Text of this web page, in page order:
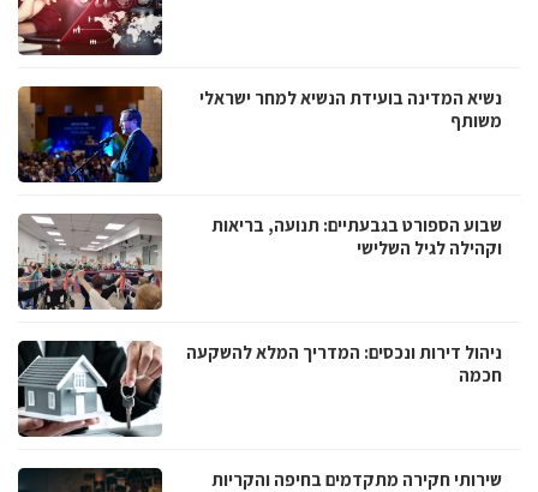
נשיא המדינה בועידת הנשיא למחר ישראלי
משותף
שבוע הספורט בגבעתיים: תנועה, בריאות
וקהילה לגיל השלישי
ניהול דירות ונכסים: המדריך המלא להשקעה
חכמה
שירותי חקירה מתקדמים בחיפה והקריות